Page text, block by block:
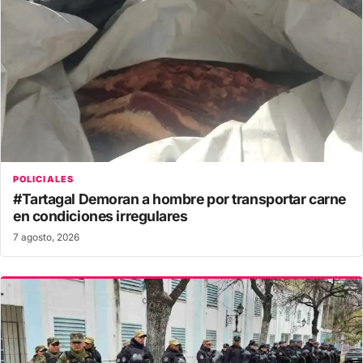
POLICIALES
#Tartagal Demoran a hombre por transportar carne
en condiciones irregulares
7 agosto, 2026